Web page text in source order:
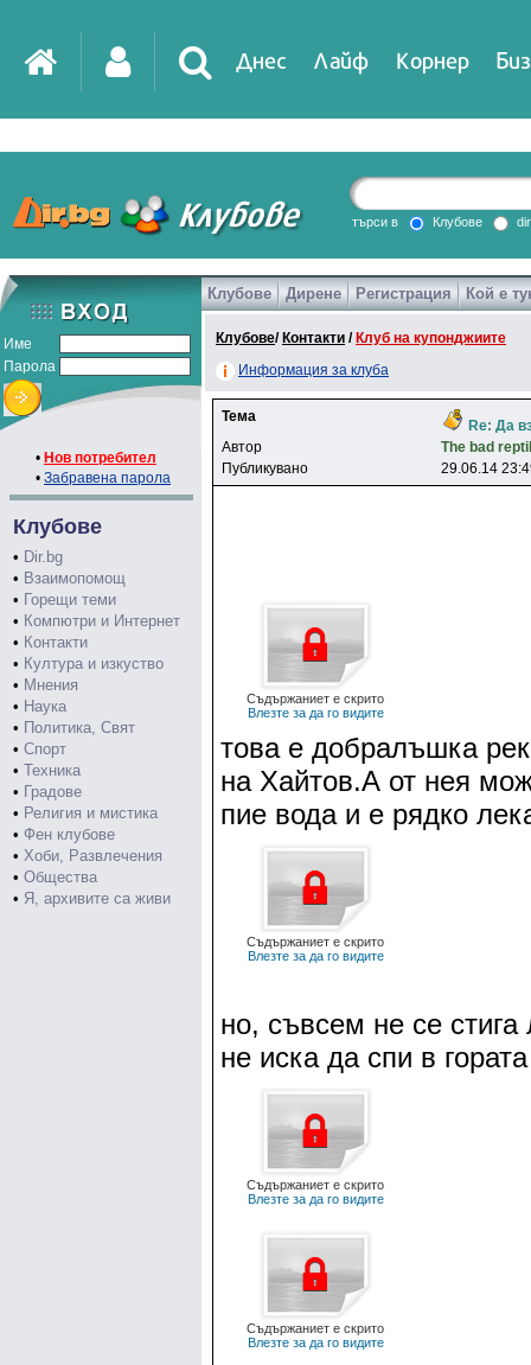
Днес Лайф Корнер
DirTV Impressio
Games
търси в Клубове
Име
Парола
• Нов потребител
• Забравена парола
Клубове
• Dir.bg
• Взаимопомощ
• Горещи теми
• Компютри и Интернет
• Контакти
• Култура и изкуство
• Мнения
• Наука
• Политика, Свят
• Спорт
• Техника
• Градове
• Религия и мистика
• Фен клубове
• Хоби, Развлечения
• Общества
• Я, архивите са живи
Клубове Дирене Регистрация Кой е
Клубове/ Контакти / Клуб на купонджиите
Информация за клуба
Тема
Re: Да
Автор
The bad
Публикувано
29.06.14
Съдържаниет е скрито
Влезте за да го видите
това е добралъшка
на Хайтов.А от нея
пие вода и е рядко
Съдържаниет е скрито
Влезте за да го видите
но, съвсем не се
не иска да спи в
Съдържаниет е скрито
Влезте за да го видите
Съдържаниет е скрито
Влезте за да го видите